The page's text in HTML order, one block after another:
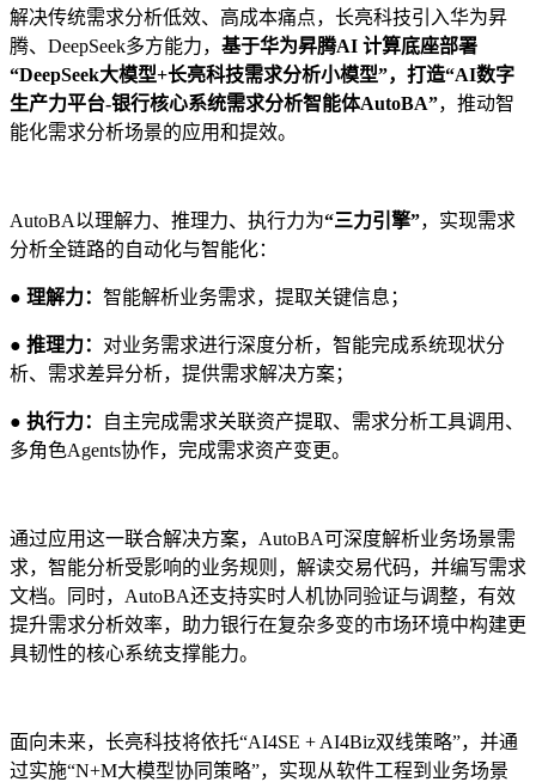
解决传统需求分析低效、高成本痛点，长亮科技引入华为昇
腾、DeepSeek多方能力， 基于华为昇腾AI 计算底座部署
“DeepSeek大模型+长亮科技需求分析小模型”，打造“AI数字
生产力平台-银行核心系统需求分析智能体AutoBA”，推动智
能化需求分析场景的应用和提效。
AutoBA以理解力、推理力、执行力为“三力引擎”，实现需求
分析全链路的自动化与智能化：
● 理解力： 智能解析业务需求，提取关键信息；
● 推理力： 对业务需求进行深度分析，智能完成系统现状分
析、需求差异分析，提供需求解决方案；
● 执行力：
自主完成需求关联资产提取、需求分析工具调用、
多角色Agents协作，完成需求资产变更。
通过应用这一联合解决方案，AutoBA可深度解析业务场景需
求，智能分析受影响的业务规则，解读交易代码，并编写需求
文档。同时，AutoBA还支持实时人机协同验证与调整，有效
提升需求分析效率，助力银行在复杂多变的市场环境中构建更
具韧性的核心系统支撑能力。
面向未来，长亮科技将依托“AI4SE + AI4Biz双线策略”，并通
过实施“N+M大模型协同策略”，实现从软件工程到业务场景